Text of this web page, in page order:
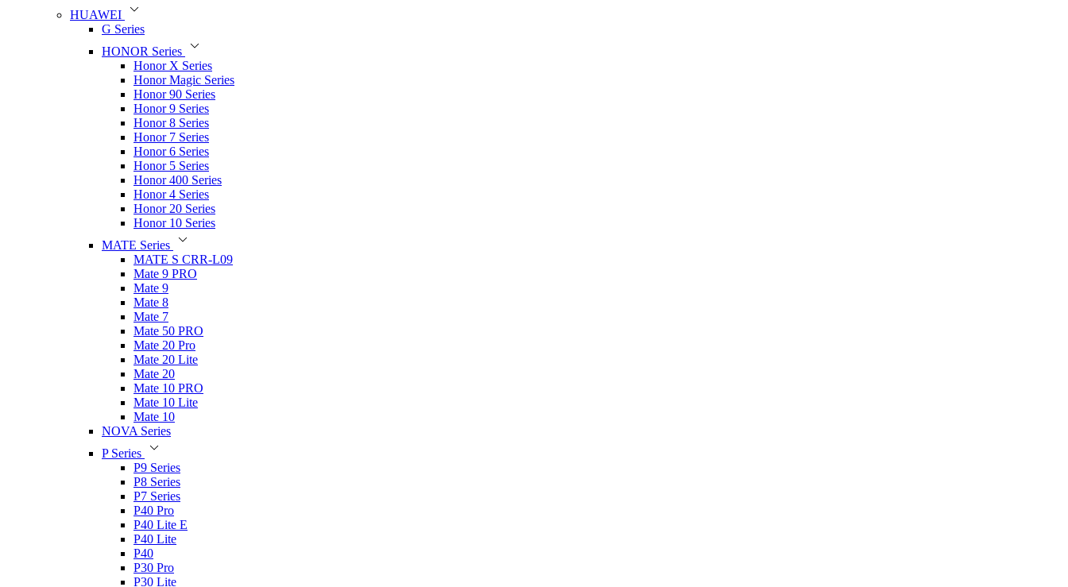
HUAWEI
G Series
HONOR Series
Honor X Series
Honor Magic Series
Honor 90 Series
Honor 9 Series
Honor 8 Series
Honor 7 Series
Honor 6 Series
Honor 5 Series
Honor 400 Series
Honor 4 Series
Honor 20 Series
Honor 10 Series
MATE Series
MATE S CRR-L09
Mate 9 PRO
Mate 9
Mate 8
Mate 7
Mate 50 PRO
Mate 20 Pro
Mate 20 Lite
Mate 20
Mate 10 PRO
Mate 10 Lite
Mate 10
NOVA Series
P Series
P9 Series
P8 Series
P7 Series
P40 Pro
P40 Lite E
P40 Lite
P40
P30 Pro
P30 Lite